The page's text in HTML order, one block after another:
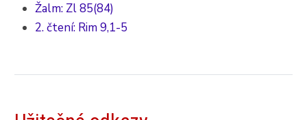
Žalm: Zl 85(84)
2. čtení: Rim 9,1-5